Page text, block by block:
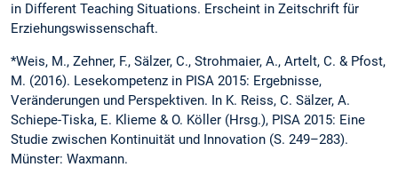
in Different Teaching Situations. Erscheint in Zeitschrift für
Erziehungswissenschaft.
*Weis, M., Zehner, F., Sälzer, C., Strohmaier, A., Artelt, C. & Pfost,
M. (2016). Lesekompetenz in PISA 2015: Ergebnisse,
Veränderungen und Perspektiven. In K. Reiss, C. Sälzer, A.
Schiepe-Tiska, E. Klieme & O. Köller (Hrsg.), PISA 2015: Eine
Studie zwischen Kontinuität und Innovation (S. 249–283).
Münster: Waxmann.